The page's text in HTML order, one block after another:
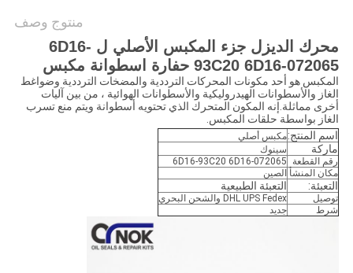
منتوج وصف
محرك الديزل جزء المكبس الأصلي ل 6D16-
93C20 6D16-072065 حفارة اسطوانة مكبس
المكبس هو أحد مكونات المحركات الترددية والمضخات الترددية وضواغط
الغاز والأسطوانات الهيدروليكية والأسطوانات الهوائية ، من بين آليات
أخرى مماثلة.إنه المكون المتحرك الذي تحتويه أسطوانة ويتم منع تسرب
الغاز بواسطة حلقات المكبس.
اسم المنتج:مكبس أصلي
ماركة
سينوك
رقم القطعة
6D16-93C20 6D16-072065
مكان المنشأ الصين
التعبئة: التعبئة الطبيعية
توصيل
DHL UPS Fedex والشحن البحري
شرط
جديد